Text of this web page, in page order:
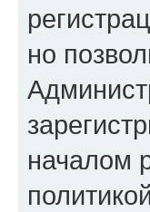
но
началом